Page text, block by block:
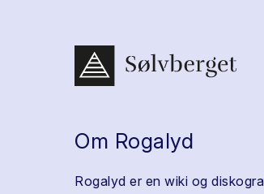
Om Rogalyd
Rogalyd er en wiki og